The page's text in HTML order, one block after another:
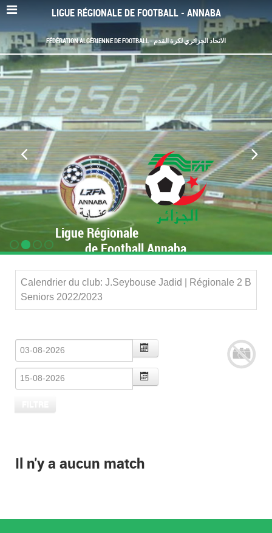
LIGUE RÉGIONALE DE FOOTBALL - ANNABA
FÉDÉRATION ALGÉRIENNE DE FOOTBALL - الاتحاد الجزائري لكرة القدم
Ligue Régionale
de Football Annaba
Calendrier du club: J.Seybouse Jadid | Régionale 2 B
Seniors 2022/2023
Il n'y a aucun match